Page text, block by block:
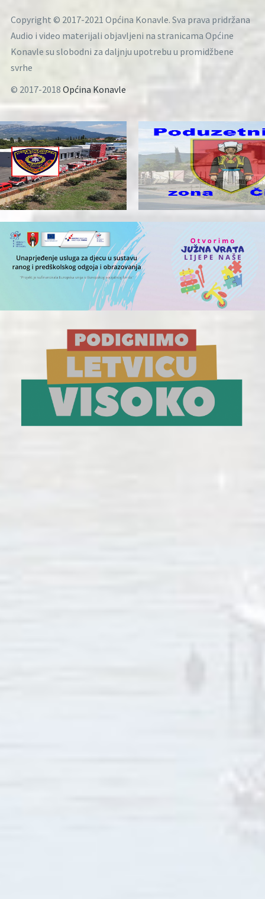
Copyright © 2017-2021 Općina Konavle. Sva prava pridržana
Audio i video materijali objavljeni na stranicama Općine
Konavle su slobodni za daljnju upotrebu u promidžbene
svrhe
© 2017-2018 Općina Konavle